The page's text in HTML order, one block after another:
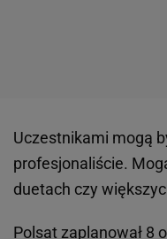
Uczestnikami mogą
profesjonaliście.
duetach czy
Polsat zaplanował 8